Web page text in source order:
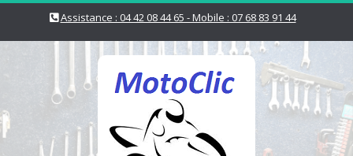
Assistance : 04 42 08 44 65 - Mobile : 07 68 83 91 44